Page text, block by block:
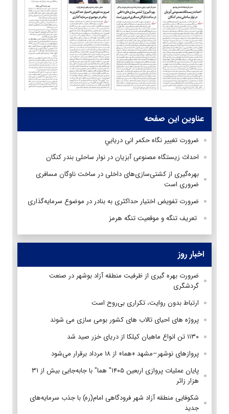
عناوین این صفحه
ضرورت تغيير نگاه حکمر انی دريايي
احداث زیستگاه مصنوعی آبزیان در نوار ساحلی بندر کنگان
بهره‌گیری از کشتی‌سازی‌های داخلی در ساخت ناوگان مسافری
ضروری است
ضرورت تفویض اختیار حداکثری به بنادر در موضوع سرمایه‌گذاری
تعریف تنگه و موقعیت تنگه هرمز
اخبار روز
ضرورت بهره گیری از ظرفیت منطقه آزاد بوشهر در صنعت
گردشگری
ارتباط بدون روایت، تکراری بی‌روح است
پروژه های احیای تالاب های کشور بومی سازی می شوند
۱۱۳۰ تن انواع ماهیان کیلکا از دریای خزر صید شد
پروازهای نوشهر–مشهد «هما» از ۱۸ مرداد برقرار می‌شود
پایان عملیات پروازی اربعین ۱۴۰۵" هما" با جابه‌جایی بیش از ۳۱
هزار زائر
شکوفایی منطقه آزاد شهر فرودگاهی امام(ره) با جذب سرمایه‌های
جدید